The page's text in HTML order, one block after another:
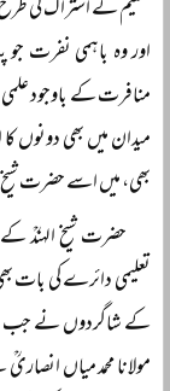
تعلیم کے اشتراک کی
اور وہ باہمی نفرت
منافرت کے باوجود
میدان میں بھی دونوں
بھی، میں اسے حضرت شیخ
حضرت شیخ الہندؒ
تعلیمی دائرے کی
کے شاگردوں نے جب ان
مولانا محمد میاں